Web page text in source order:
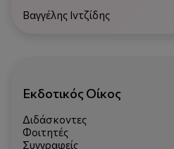
Βαγγέλης Ιντζίδης
Εκδοτικός Οίκος
Διδάσκοντες
Φοιτητές
Συγγραφείς